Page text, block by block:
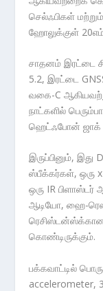
செல்ஃபிகள்
ஹோலுக்குள்
சாதனம் இரட்டை
5.2, இரட்டை
வகை-C
நாட்களில்
ஹெட்ஃபோன் ஜாக்
இருப்பினும்,
ஸ்பீக்கர்கள், ஒரு
ஒரு IR
ஆடியோ, ஹை-
ரெசிஸ்டன்ஸ்க்கான
கொண்டிருக்கும்.
பக்கவாட்டில்
accelerometer,